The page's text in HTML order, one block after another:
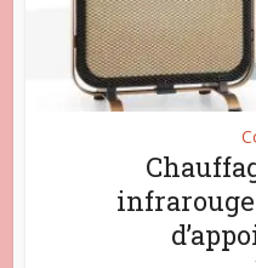
infrarouge